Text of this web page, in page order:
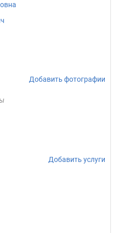
Добавить фотографии
Добавить услуги